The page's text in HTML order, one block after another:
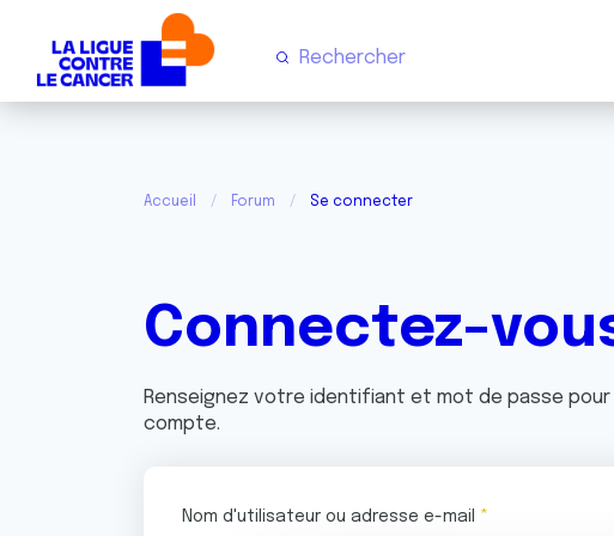
Accueil Forum Se connecter
Connectez-
Renseignez votre identifiant et mot de passe
compte.
Nom d'utilisateur ou adresse e-mail